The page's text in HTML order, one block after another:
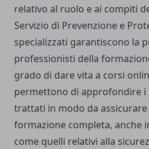
relativo al ruolo e ai compiti
Servizio di Prevenzione e
specializzati garantiscono la
professionisti della
grado di dare vita a corsi
permettono di approfondire i
trattati in modo da
formazione completa, anche
come quelli relativi alla